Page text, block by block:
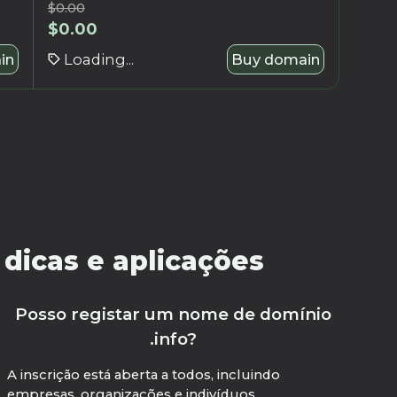
$0.00
$0.00
Loading... Buy domain
e aplicações
Posso registar um nome de domínio
.info?
A inscrição está aberta a todos, incluindo